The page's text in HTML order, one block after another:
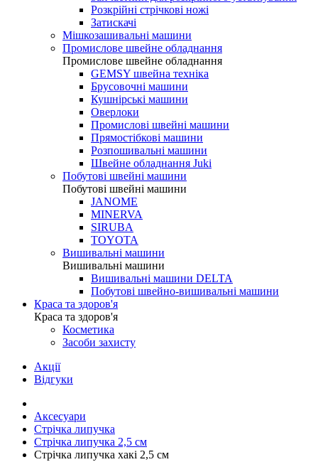
Розкрійні стрічкові ножі
Затискачі
Мішкозашивальні машини
Промислове швейне обладнання
Промислове швейне обладнання
GEMSY швейна техніка
Брусовочні машини
Кушнірські машини
Оверлоки
Промислові швейні машини
Прямостібкові машини
Розпошивальні машини
Швейне обладнання Juki
Побутові швейні машини
Побутові швейні машини
JANOME
MINERVA
SIRUBA
TOYOTA
Вишивальні машини
Вишивальні машини
Вишивальні машини DELTA
Побутові швейно-вишивальні машини
Краса та здоров'я
Краса та здоров'я
Косметика
Засоби захисту
Акції
Відгуки
Аксесуари
Стрічка липучка
Стрічка липучка 2,5 см
Стрічка липучка хакі 2,5 см